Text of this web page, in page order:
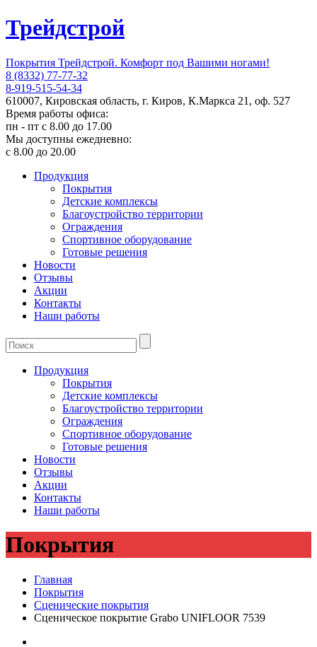
Трейдстрой
Покрытия Трейдстрой. Комфорт под Вашими ногами!
8 (8332) 77-77-32
8-919-515-54-34
610007, Кировская область, г. Киров, К.Маркса 21, оф. 527
Время работы офиса:
пн - пт с 8.00 до 17.00
Мы доступны ежедневно:
с 8.00 до 20.00
Продукция
Покрытия
Детские комплексы
Благоустройство территории
Ограждения
Спортивное оборудование
Готовые решения
Новости
Отзывы
Акции
Контакты
Наши работы
Продукция
Покрытия
Детские комплексы
Благоустройство территории
Ограждения
Спортивное оборудование
Готовые решения
Новости
Отзывы
Акции
Контакты
Наши работы
Покрытия
Главная
Покрытия
Сценические покрытия
Сценическое покрытие Grabo UNIFLOOR 7539